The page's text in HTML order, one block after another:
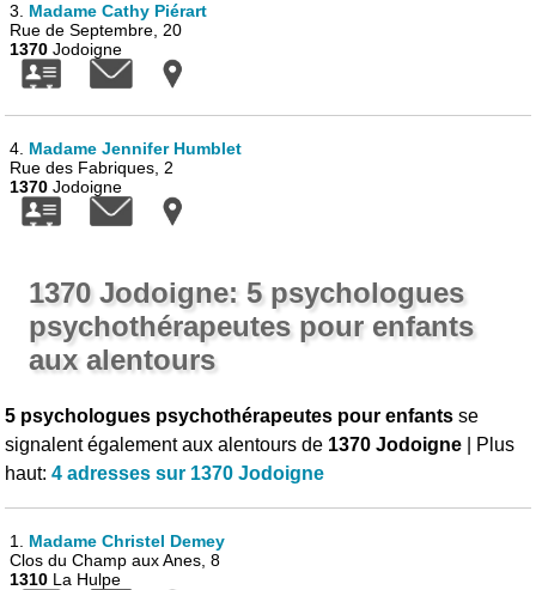
3. Madame Cathy Piérart
Rue de Septembre, 20
1370 Jodoigne
4. Madame Jennifer Humblet
Rue des Fabriques, 2
1370 Jodoigne
1370 Jodoigne: 5 psychologues
psychothérapeutes pour enfants
aux alentours
5 psychologues psychothérapeutes pour enfants se
signalent également aux alentours de 1370 Jodoigne | Plus
haut:4 adresses sur 1370 Jodoigne
1. Madame Christel Demey
Clos du Champ aux Anes, 8
1310 La Hulpe